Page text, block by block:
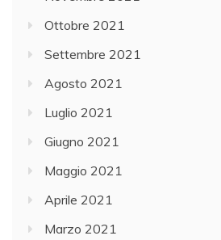
Ottobre 2021
Settembre 2021
Agosto 2021
Luglio 2021
Giugno 2021
Maggio 2021
Aprile 2021
Marzo 2021